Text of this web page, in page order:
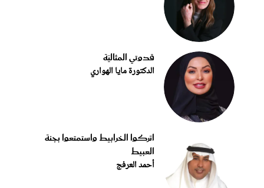
قدوتي المثاليّة
الدكتورة مايا الهواري
اتركوا الخرابيط واستمتعوا بجنة
العبيط
أحمد العرفج